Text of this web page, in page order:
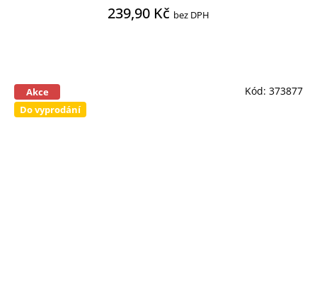
239,90 Kč bez DPH
Akce
Do vyprodání
Kód: 373877